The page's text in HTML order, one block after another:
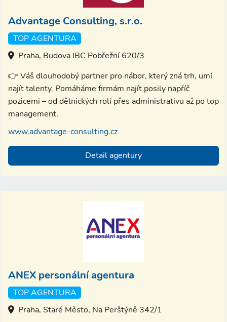
Advantage Consulting, s.r.o.
TOP AGENTURA
Praha, Budova IBC Pobřežní 620/3
👉 Váš dlouhodobý partner pro nábor, který zná trh, umí
najít talenty. Pomáháme firmám najít posily napříč
pozicemi – od dělnických rolí přes administrativu až po top
management.
www.advantage-consulting.cz
Detail agentury
ANEX personální agentura
TOP AGENTURA
Praha, Staré Město, Na Perštýně 342/1